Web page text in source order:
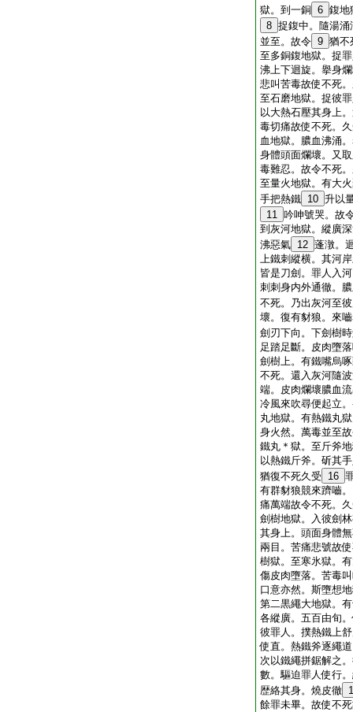
獄。到一銅 6 鍑地
8 捉鍑中。隨湯
並至。故令 9 猶不
至多銅鍑地獄。捉
沸上下迴旋。擧身
悲叫苦毒故使不死
至石磨地獄。捉彼
以大熱石壓其身上
毒切痛故使不死。
血地獄。膿血沸涌
身體頭面爛壞。又
毒難忍。故令不死
至量火地獄。有大
手把熱鐵 10 升以
11 吟呻號哭。故
到灰河地獄。縱廣
沸惡氣 12 蓬潡。
上鐵刺縱横。其河
皆是刀劍。罪人入
刺刺身内外通徹。
不死。乃出灰河至
壞。復有豺狼。來
劍刃下向。下劍樹
足踏足斷。皮肉墮
劍樹上。有鐵嘴烏
不死。還入灰河隨
端。皮肉爛壞膿血
冷風來吹尋便起立
丸地獄。有熱鐵丸
身火然。萬毒並至
鐵丸＊獄。至斤斧
以熱鐵斤斧。斫其
猶復不死久受
16
有群豺狼競來躋嚙
痛萬端故令不死。
劍樹地獄。入彼劍
其身上。頭面身體
兩目。苦痛悲號故
樹獄。至寒氷獄。
傷皮肉墮落。苦毒
口意亦然。斯墮想
第二黒繩大地獄。
各縱廣。五百由旬
彼罪人。撲熱鐵上
使直。熱鐵斧逐繩
次以鐵繩拼鋸解之
數。驅迫罪人使行
歴絡其身。燒皮徹
餘罪未畢。故使不